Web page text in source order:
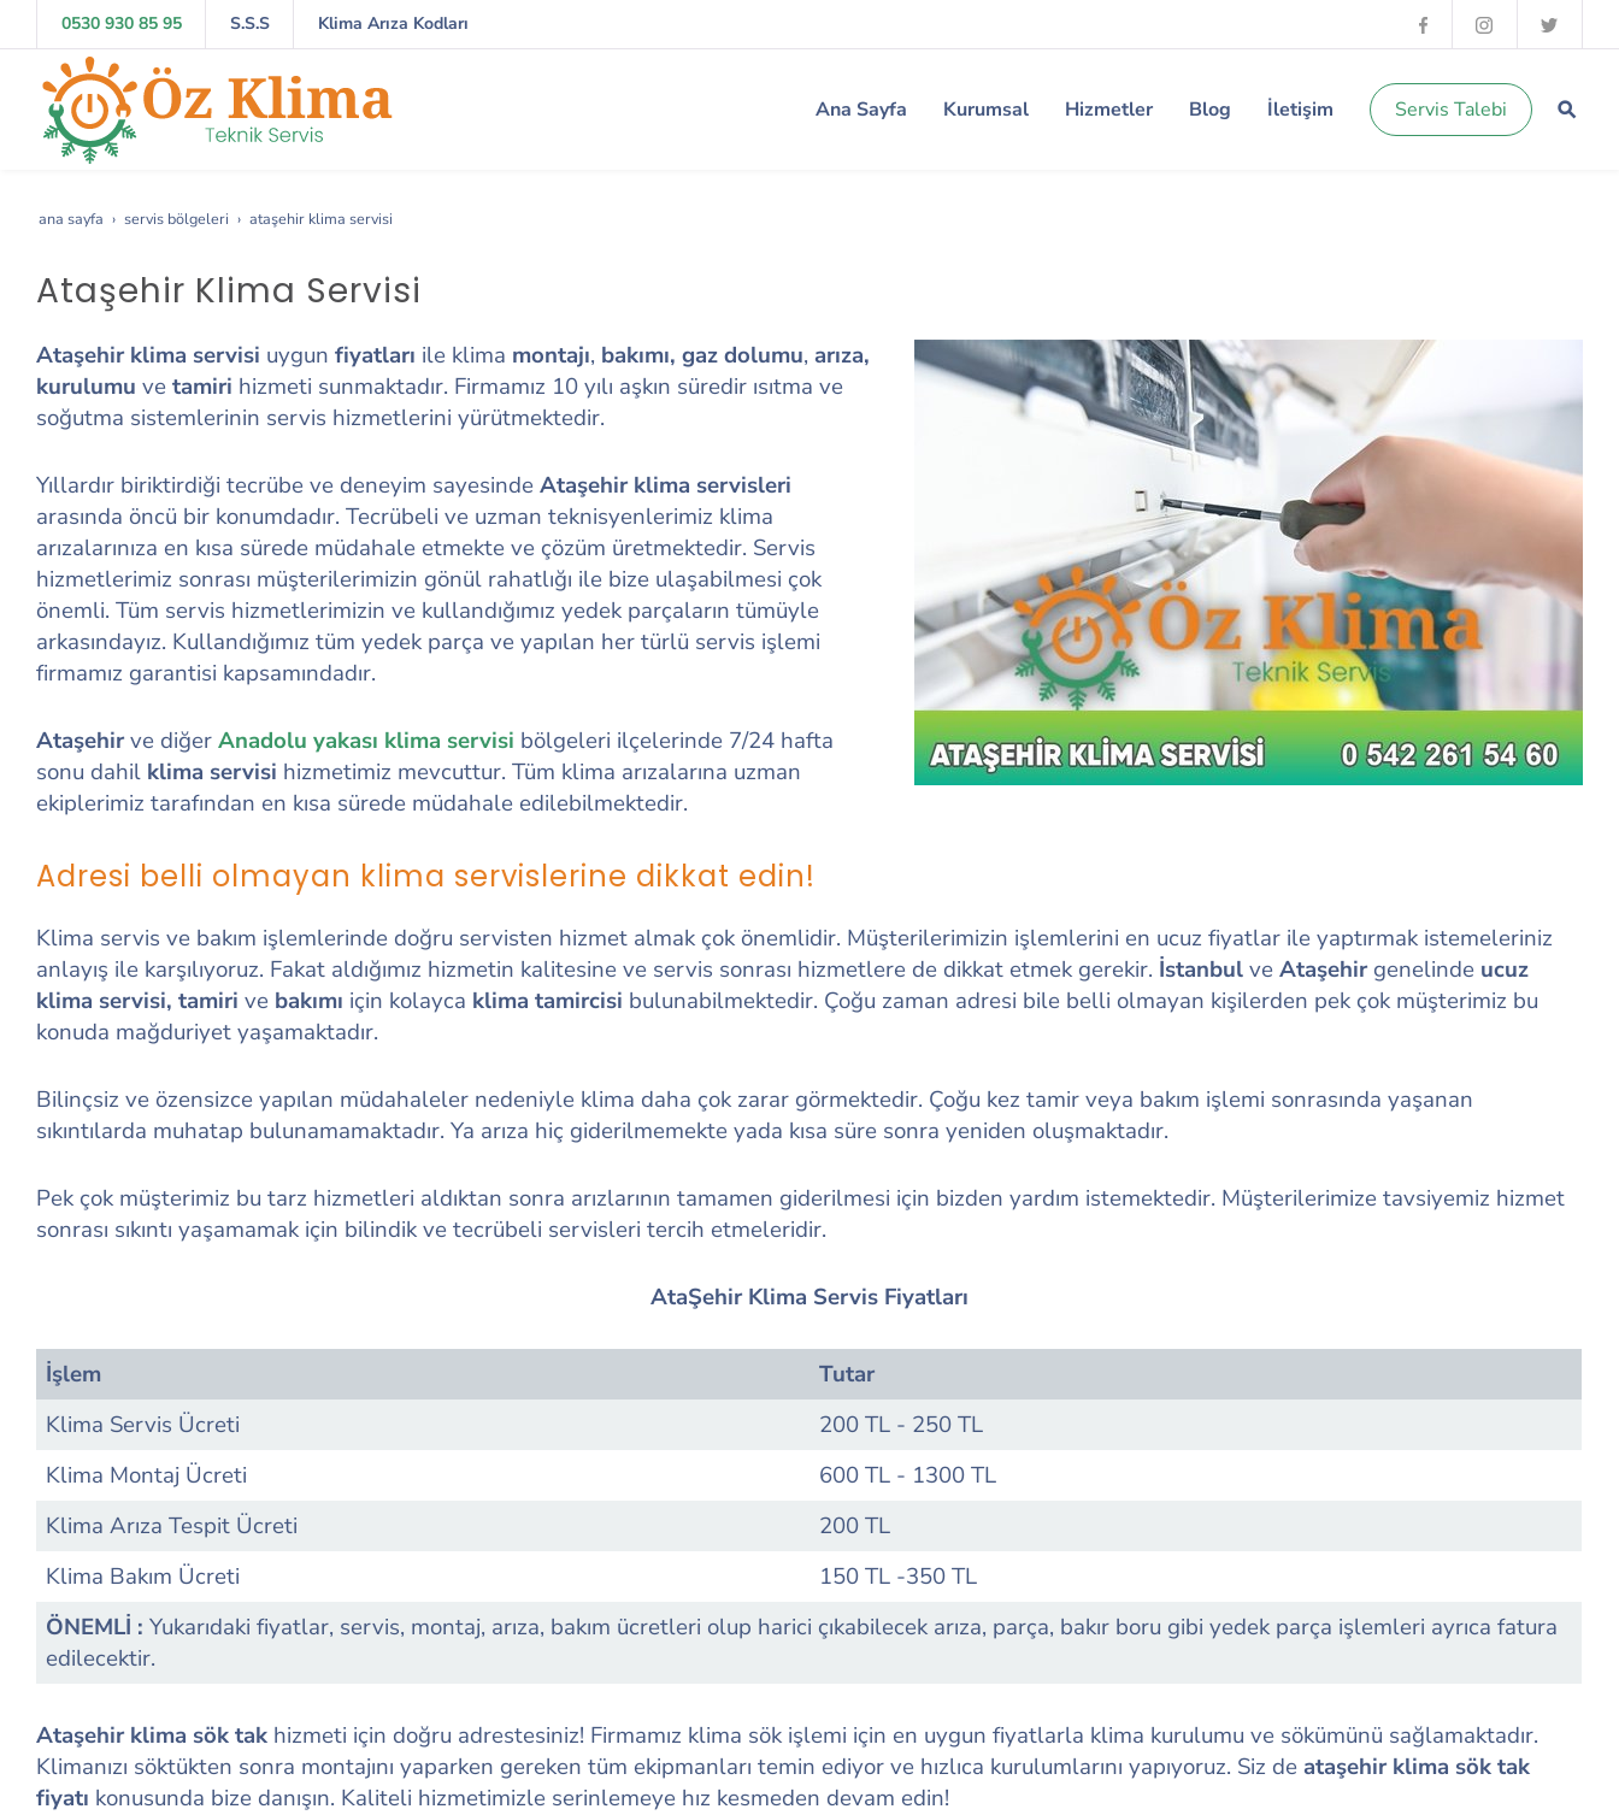
0530 930 85 95 S.S.S Klima Arıza Kodları
Ana Sayfa Kurumsal Hizmetler Blog İletişim Servis Talebi
ana sayfa servis bölgeleri ataşehir klima servisi
Ataşehir Klima Servisi
Ataşehir klima servisi uygun fiyatları ile klima montajı, bakımı, gaz dolumu, arıza,
kurulumu ve tamiri hizmeti sunmaktadır. Firmamız 10 yılı aşkın süredir ısıtma ve
soğutma sistemlerinin servis hizmetlerini yürütmektedir.
Yıllardır biriktirdiği tecrübe ve deneyim sayesinde Ataşehir klima servisleri
arasında öncü bir konumdadır. Tecrübeli ve uzman teknisyenlerimiz klima
arızalarınıza en kısa sürede müdahale etmekte ve çözüm üretmektedir. Servis
hizmetlerimiz sonrası müşterilerimizin gönül rahatlığı ile bize ulaşabilmesi çok
önemli. Tüm servis hizmetlerimizin ve kullandığımız yedek parçaların tümüyle
arkasındayız. Kullandığımız tüm yedek parça ve yapılan her türlü servis işlemi
firmamız garantisi kapsamındadır.
Ataşehirve diğerAnadolu yakası klima servisi bölgeleri ilçelerinde 7/24 hafta
sonu dahil klima servisi hizmetimiz mevcuttur. Tüm klima arızalarına uzman
ekiplerimiz tarafından en kısa sürede müdahale edilebilmektedir.
Adresi belli olmayan klima servislerine dikkat edin!
Klima servis ve bakım işlemlerinde doğru servisten hizmet almak çok önemlidir. Müşterilerimizin işlemlerini en ucuz fiyatlar ile yaptırmak istemeleriniz
anlayış ile karşılıyoruz. Fakat aldığımız hizmetin kalitesine ve servis sonrası hizmetlere de dikkat etmek gerekir. İstanbulve Ataşehirgenelinde ucuz
klima servisi, tamiri ve bakımı için kolayca klima tamircisi bulunabilmektedir. Çoğu zaman adresi bile belli olmayan kişilerden pek çok müşterimiz bu
konuda mağduriyet yaşamaktadır.
Bilinçsiz ve özensizce yapılan müdahaleler nedeniyle klima daha çok zarar görmektedir. Çoğu kez tamir veya bakım işlemi sonrasında yaşanan
sıkıntılarda muhatap bulunamamaktadır. Ya arıza hiç giderilmemekte yada kısa süre sonra yeniden oluşmaktadır.
Pek çok müşterimiz bu tarz hizmetleri aldıktan sonra arızlarının tamamen giderilmesi için bizden yardım istemektedir. Müşterilerimize tavsiyemiz hizmet
sonrası sıkıntı yaşamamak için bilindik ve tecrübeli servisleri tercih etmeleridir.
AtaŞehir Klima Servis Fiyatları
İşlem
Tutar
Klima Servis Ücreti
200 TL - 250 TL
Klima Montaj Ücreti
600 TL - 1300 TL
Klima Arıza Tespit Ücreti
200 TL
Klima Bakım Ücreti
150 TL -350 TL
ÖNEMLİ : Yukarıdaki fiyatlar, servis, montaj, arıza, bakım ücretleri olup harici çıkabilecek arıza, parça, bakır boru gibi yedek parça işlemleri ayrıca fatura
edilecektir.
Ataşehir klima sök tak hizmeti için doğru adrestesiniz! Firmamız klima sök işlemi için en uygun fiyatlarla klima kurulumu ve sökümünü sağlamaktadır.
Klimanızı söktükten sonra montajını yaparken gereken tüm ekipmanları temin ediyor ve hızlıca kurulumlarını yapıyoruz. Siz de ataşehir klima sök tak
fiyatı konusunda bize danışın. Kaliteli hizmetimizle serinlemeye hız kesmeden devam edin!